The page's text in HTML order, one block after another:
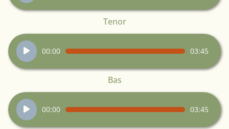
Tenor
Audiospeler
00:00 03:45
Bas
Audiospeler
00:00 03:45